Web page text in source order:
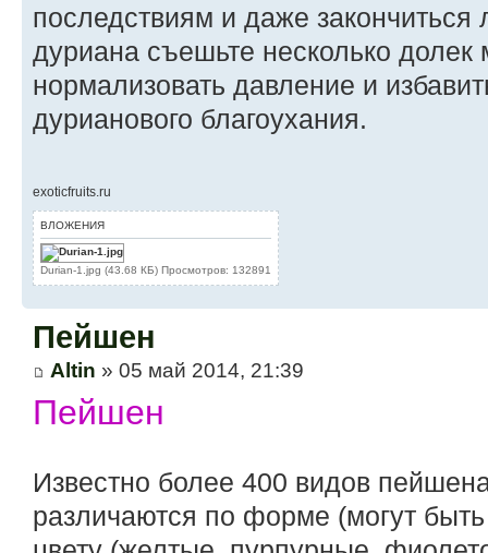
последствиям и даже
дуриана съешьте несколько долек
нормализовать давление и
дурианового благоухания.
exoticfruits.ru
ВЛОЖЕНИЯ
Durian-1.jpg (43.68 КБ) Просмотров: 132891
Пейшен
Altin » 05 май 2014, 21:39
Пейшен
Известно более 400 видов
различаются по форме (могут